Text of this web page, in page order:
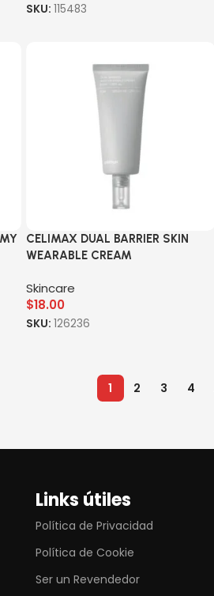
SKU:115483
CELIMAX DUAL BARRIER SKIN
WEARABLE CREAM
Skincare
$18.00
SKU:126236
1 2 3 4
Links útiles
Política de Privacidad
Política de Cookie
Ser un Revendedor